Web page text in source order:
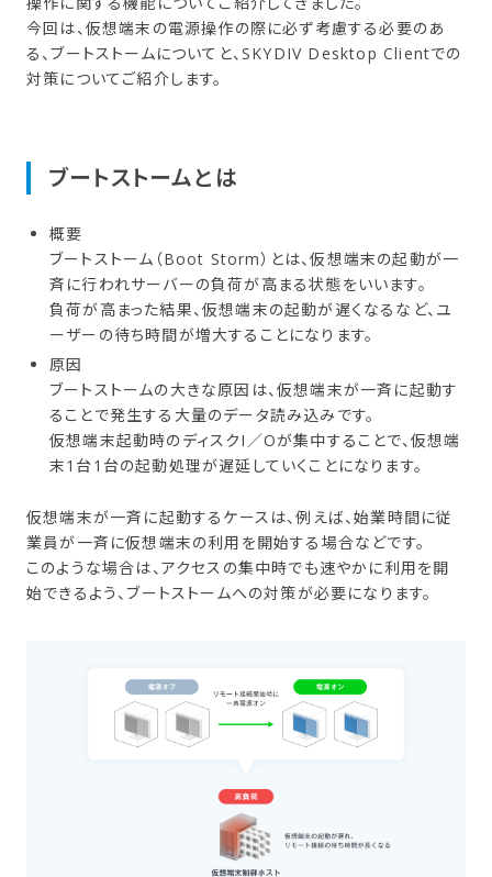
今回は、仮想端末の電源操作の際に必ず考慮する必要のあ
る、ブートストームについてと、SKYDIV Desktop Clientでの
対策についてご紹介します。
ブートストームとは
概要
ブートストーム（Boot Storm）とは、仮想端末の起動が一
斉に行われサーバーの負荷が高まる状態をいいます。
負荷が高まった結果、仮想端末の起動が遅くなるなど、ユ
ーザーの待ち時間が増大することになります。
原因
ブートストームの大きな原因は、仮想端末が一斉に起動す
ることで発生する大量のデータ読み込みです。
仮想端末起動時のディスクI／Oが集中することで、仮想端
末1台1台の起動処理が遅延していくことになります。
仮想端末が一斉に起動するケースは、例えば、始業時間に従
業員が一斉に仮想端末の利用を開始する場合などです。
このような場合は、アクセスの集中時でも速やかに利用を開
始できるよう、ブートストームへの対策が必要になります。